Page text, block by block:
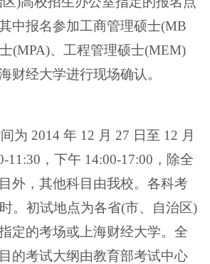
中报名参加工商管理硕士(MB
(MPA)、工程管理硕士(MEM)
财经大学进行现场确认。
2014 年 12 月 27 日至 12 月
11:30，下午 14:00-17:00，除全
外，其他科目由我校。各科考
。初试地点为各省(市、自治区)
定的考场或上海财经大学。全
的考试大纲由教育部考试中心